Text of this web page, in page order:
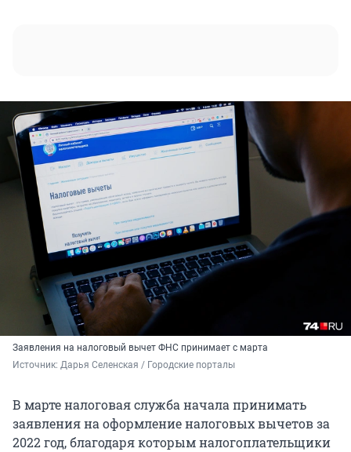
Заявления на налоговый вычет ФНС принимает с марта
Источник: Дарья Селенская / Городские порталы
В марте налоговая служба начала принимать
заявления на оформление налоговых вычетов за
2022 год, благодаря которым налогоплательщики